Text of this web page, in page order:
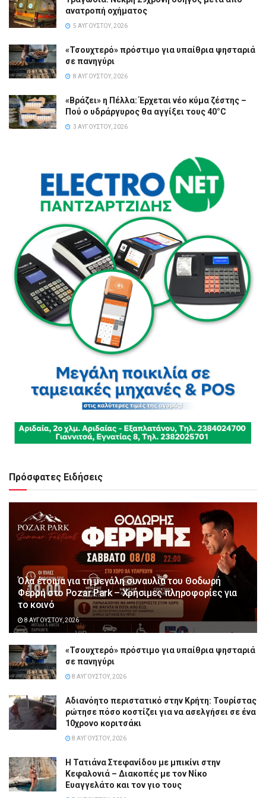
ανατροπή οχήματος
5 ΑΥΓΟΎΣΤΟΥ, 2026
«Τσουχτερό» πρόστιμο για υπαίθρια ψησταριά
σε πανηγύρι
8 ΑΥΓΟΎΣΤΟΥ, 2026
«Βράζει» η Πέλλα: Έρχεται νέο κύμα ζέστης –
Πού ο υδράργυρος θα αγγίξει τους 40°C
3 ΑΥΓΟΎΣΤΟΥ, 2026
Πρόσφατες Ειδήσεις
Όλα έτοιμα για τη μεγάλη συναυλία του Θοδωρή
Φέρρη στο Pozar Park – Χρήσιμες πληροφορίες για
το κοινό
8 ΑΥΓΟΎΣΤΟΥ, 2026
«Τσουχτερό» πρόστιμο για υπαίθρια ψησταριά
σε πανηγύρι
8 ΑΥΓΟΎΣΤΟΥ, 2026
Αδιανόητο περιστατικό στην Κρήτη: Τουρίστας
ρώτησε πόσο κοστίζει για να ασελγήσει σε ένα
10χρονο κοριτσάκι
8 ΑΥΓΟΎΣΤΟΥ, 2026
Η Τατιάνα Στεφανίδου με μπικίνι στην
Κεφαλονιά – Διακοπές με τον Νίκο
Ευαγγελάτο και τον γιο τους